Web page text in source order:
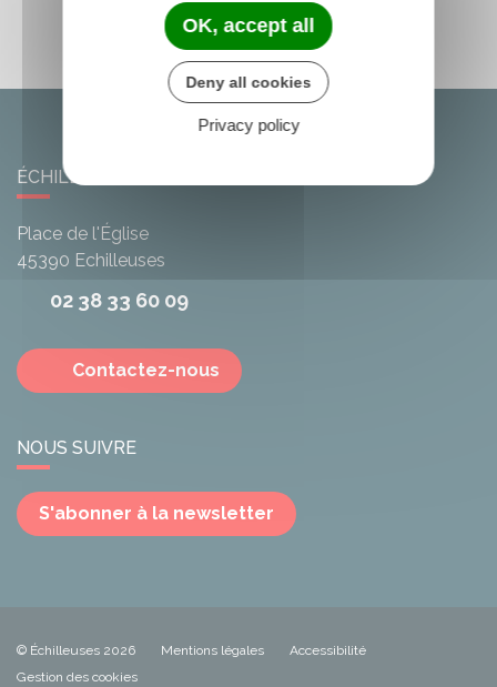
ÉCHILLEUSES
Place de l'Église
45390 Echilleuses
02 38 33 60 09
Contactez-nous
NOUS SUIVRE
S'abonner à la newsletter
© Échilleuses 2026 Mentions légales
Accessibilité
Gestion des cookies
OK, accept all
Deny all cookies
Privacy policy